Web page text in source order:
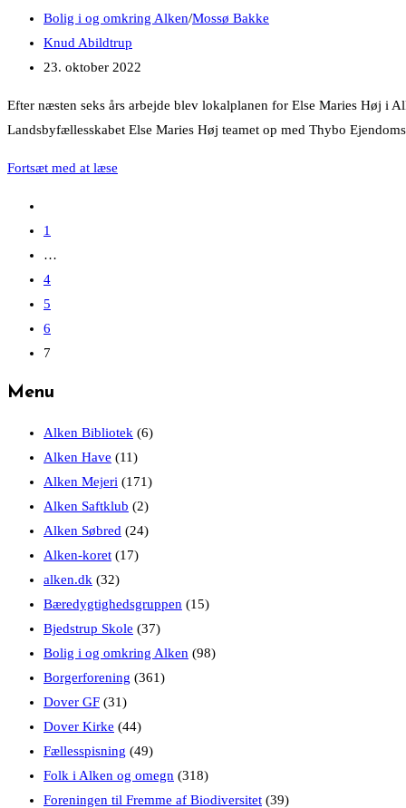
Mossø
Post
category:
Bolig i og omkring Alken/Mossø Bakke
Post
author:
Knud Abildtrup
Post
23. oktober 2022
Efter næsten seks års arbejde blev lokalplanen for Else Maries Høj i
Landsbyfællesskabet Else Maries Høj teamet op med Thybo
Fortsæt med at læse
to
previous
page
1
…
4
5
6
7
Menu
Alken Bibliotek (6)
Alken Have (11)
Alken Mejeri (171)
Alken Saftklub (2)
Alken Søbred (24)
Alken-koret (17)
alken.dk (32)
Bæredygtighedsgruppen (15)
Bjedstrup Skole (37)
Bolig i og omkring Alken (98)
Borgerforening (361)
Dover GF (31)
Dover Kirke (44)
Fællesspisning (49)
Folk i Alken og omegn (318)
Foreningen til Fremme af Biodiversitet (39)